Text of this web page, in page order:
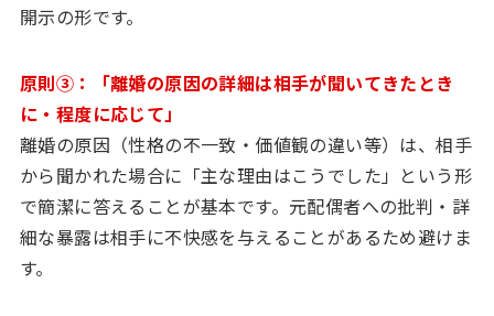
開示の形です。
原則③：「離婚の原因の詳細は相手が聞いてきたとき
に・程度に応じて」
離婚の原因（性格の不一致・価値観の違い等）は、相手
から聞かれた場合に「主な理由はこうでした」という形
で簡潔に答えることが基本です。元配偶者への批判・詳
細な暴露は相手に不快感を与えることがあるため避けま
す。